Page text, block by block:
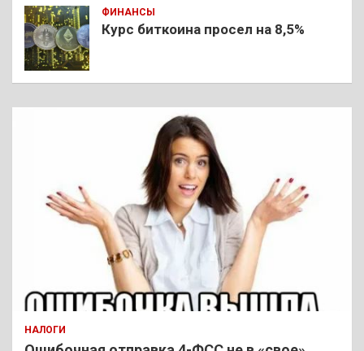
ФИНАНСЫ
Курс биткоина просел на 8,5%
НАЛОГИ